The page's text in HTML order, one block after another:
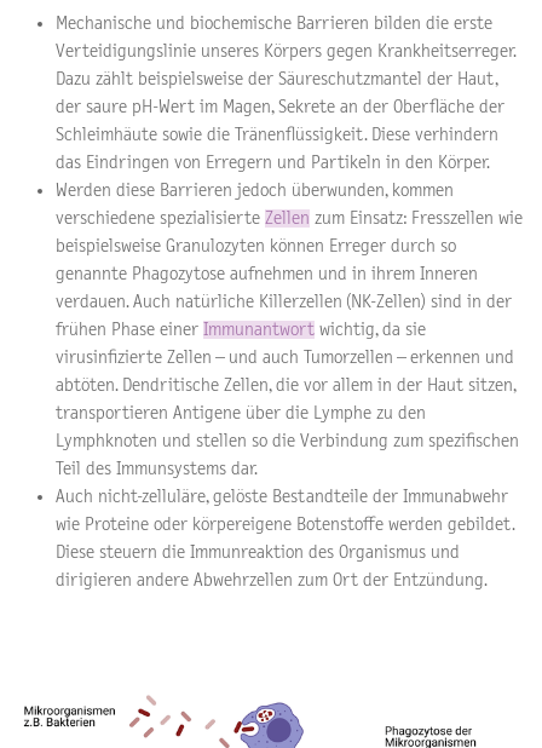
Mechanische und biochemische Barrieren bilden die erste
Verteidigungslinie unseres Körpers gegen Krankheitserreger.
Dazu zählt beispielsweise der Säureschutzmantel der Haut,
der saure pH-Wert im Magen, Sekrete an der Oberfläche der
Schleimhäute sowie die Tränenflüssigkeit. Diese verhindern
das Eindringen von Erregern und Partikeln in den Körper.
Werden diese Barrieren jedoch überwunden, kommen
verschiedene spezialisierte Zellen zum Einsatz: Fresszellen wie
beispielsweise Granulozyten können Erreger durch so
genannte Phagozytose aufnehmen und in ihrem Inneren
verdauen. Auch natürliche Killerzellen (NK-Zellen) sind in der
frühen Phase einer Immunantwort wichtig, da sie
virusinfizierte Zellen – und auch Tumorzellen – erkennen und
abtöten. Dendritische Zellen, die vor allem in der Haut sitzen,
transportieren Antigene über die Lymphe zu den
Lymphknoten und stellen so die Verbindung zum spezifischen
Teil des Immunsystems dar.
Auch nicht-zelluläre, gelöste Bestandteile der Immunabwehr
wie Proteine oder körpereigene Botenstoffe werden gebildet.
Diese steuern die Immunreaktion des Organismus und
dirigieren andere Abwehrzellen zum Ort der Entzündung.